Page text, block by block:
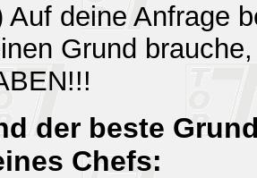
Auf deine Anfrage
Grund
der beste
Chefs: